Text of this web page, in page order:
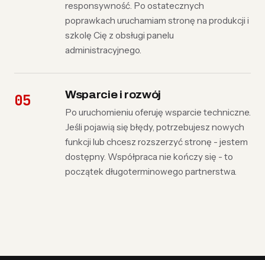
responsywność. Po ostatecznych
poprawkach uruchamiam stronę na produkcji i
szkolę Cię z obsługi panelu
administracyjnego.
Wsparcie i rozwój
Po uruchomieniu oferuję wsparcie techniczne.
Jeśli pojawią się błędy, potrzebujesz nowych
funkcji lub chcesz rozszerzyć stronę - jestem
dostępny. Współpraca nie kończy się - to
początek długoterminowego partnerstwa.